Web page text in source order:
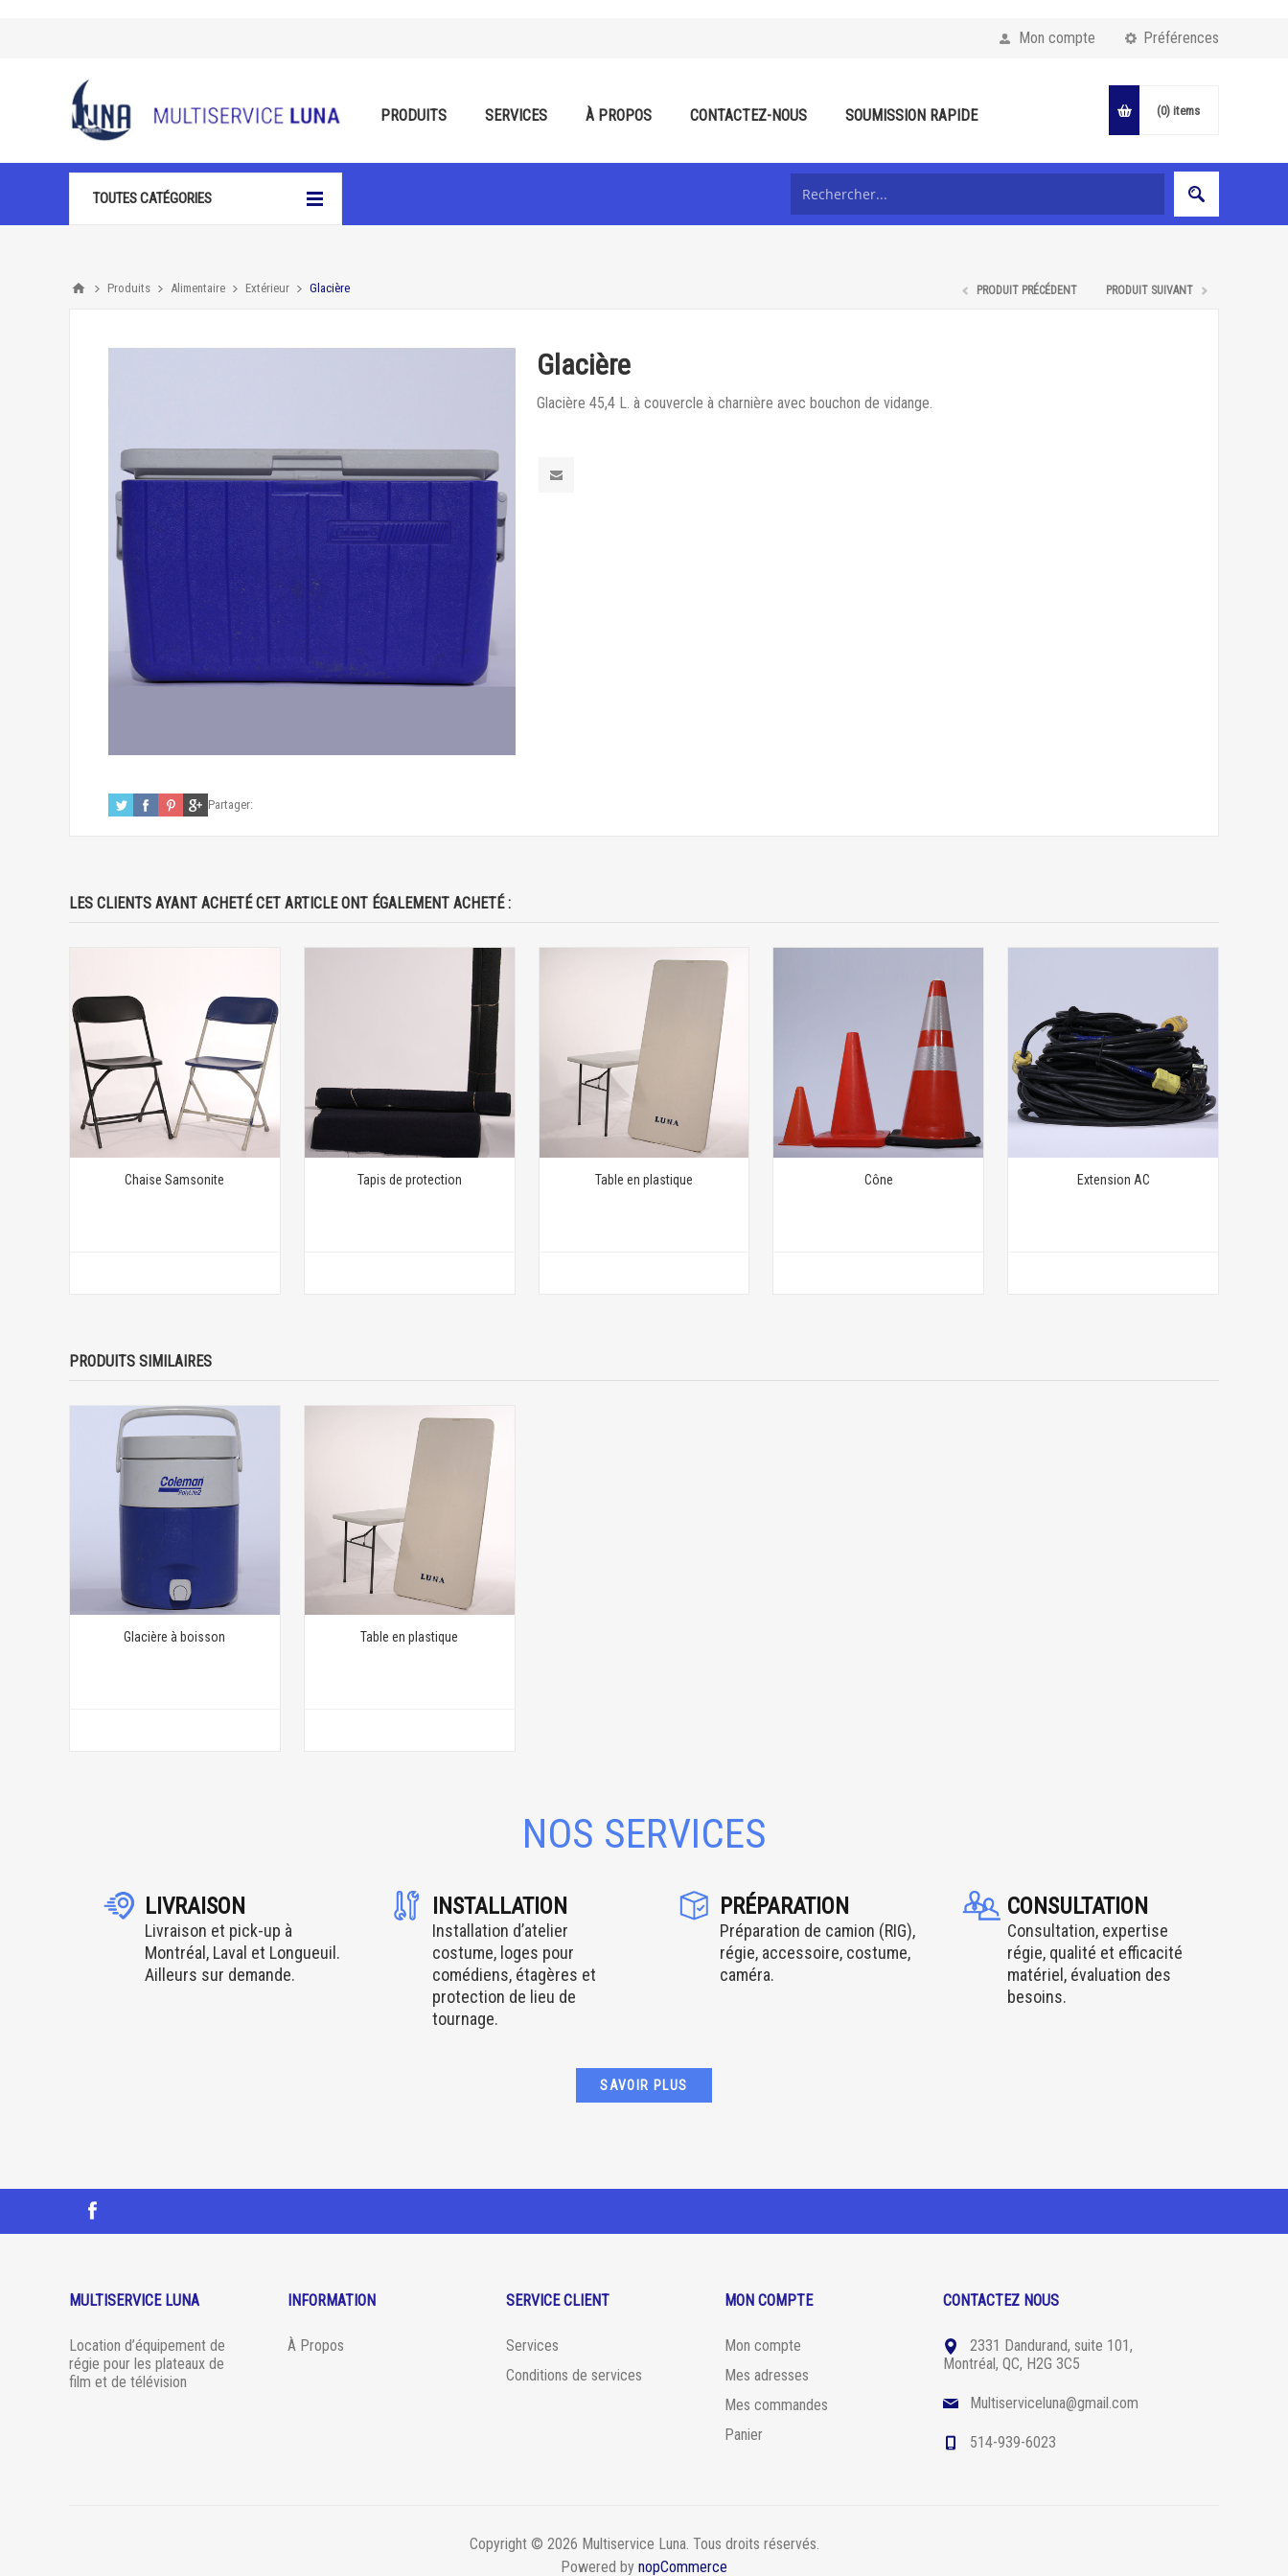
Préférences
Mon compte
PRODUITS SERVICES À PROPOS CONTACTEZ-NOUS SOUMISSION RAPIDE (0) items
TOUTES CATÉGORIES
Produits Alimentaire Extérieur Glacière PRODUIT PRÉCÉDENT PRODUIT SUIVANT
Glacière
Glacière 45,4 L. à couvercle à charnière avec bouchon de vidange.
Partager:
LES CLIENTS AYANT ACHETÉ CET ARTICLE ONT ÉGALEMENT ACHETÉ :
Chaise Samsonite Tapis de protection Table en plastique Cône Extension AC
PRODUITS SIMILAIRES
Glacière à boisson Table en plastique
NOS SERVICES
LIVRAISON
Livraison et pick-up à
Montréal, Laval et Longueuil.
Ailleurs sur demande.
INSTALLATION
Installation d’atelier
costume, loges pour
comédiens, étagères et
protection de lieu de
tournage.
PRÉPARATION
Préparation de camion (RIG),
régie, accessoire, costume,
caméra.
CONSULTATION
Consultation, expertise
régie, qualité et efficacité
matériel, évaluation des
besoins.
SAVOIR PLUS
MULTISERVICE LUNA
Location d’équipement de
régie pour les plateaux de
film et de télévision
INFORMATION
À Propos
SERVICE CLIENT
Services
Conditions de services
MON COMPTE
Mon compte
Mes adresses
Mes commandes
Panier
CONTACTEZ NOUS
2331 Dandurand, suite 101,
Montréal, QC, H2G 3C5
Multiserviceluna@gmail.com
514-939-6023
Copyright © 2026 Multiservice Luna. Tous droits réservés.
Powered by nopCommerce